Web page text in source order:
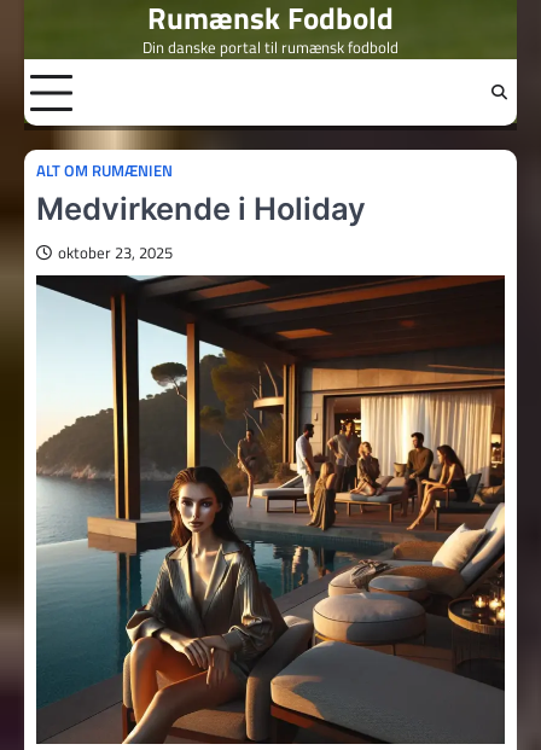
content
Rumænsk Fodbold
Din danske portal til rumænsk fodbold
ALT OM RUMÆNIEN
Medvirkende i Holiday
oktober 23, 2025